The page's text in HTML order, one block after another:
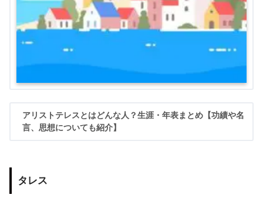
アリストテレスとはどんな人？生涯・年表まとめ【功績や名
言、思想についても紹介】
タレス